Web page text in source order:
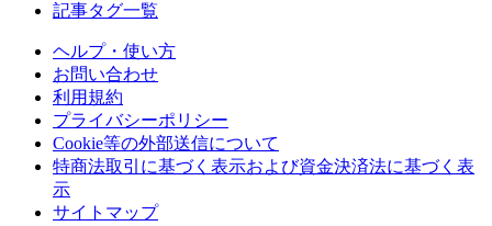
記事タグ一覧
ヘルプ・使い方
お問い合わせ
利用規約
プライバシーポリシー
Cookie等の外部送信について
特商法取引に基づく表示および資金決済法に基づく表
示
サイトマップ